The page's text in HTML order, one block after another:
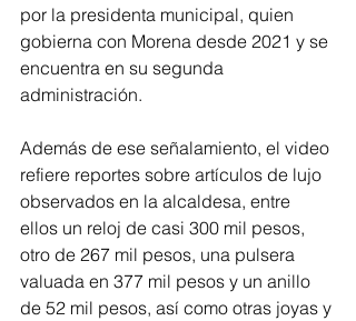
por la presidenta municipal, quien
gobierna con Morena desde 2021 y se
encuentra en su segunda
administración.
Además de ese señalamiento, el video
refiere reportes sobre artículos de lujo
observados en la alcaldesa, entre
ellos un reloj de casi 300 mil pesos,
otro de 267 mil pesos, una pulsera
valuada en 377 mil pesos y un anillo
de 52 mil pesos, así como otras joyas y